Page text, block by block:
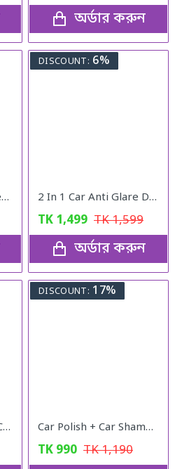
অর্ডার করুন
Microfiber 360 Degree Regular Rotary/Spin Mop Floor Cleaning Mop
DISCOUNT: 6%
2 In 1 Car Anti Glare Day And Night Sun visor Mirrors
TK 1,499 TK1,599
অর্ডার করুন
High Pressure Toilet Cleaning PUMP
DISCOUNT: 17%
Car Polish + Car Shampoo
TK 990 TK1,190